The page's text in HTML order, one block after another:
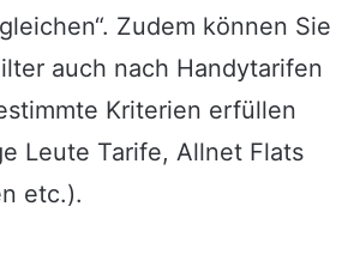
Zudem können Sie
auch nach Handytarifen
Kriterien erfüllen
Leute Tarife, Allnet Flats
etc.).